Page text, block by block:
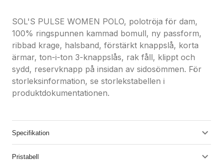
SOL'S PULSE WOMEN POLO, polotröja för dam,
100% ringspunnen kammad bomull, ny passform,
ribbad krage, halsband, förstärkt knappslå, korta
ärmar, ton-i-ton 3-knappslås, rak fåll, klippt och
sydd, reservknapp på insidan av sidosömmen. För
storleksinformation, se storlekstabellen i
produktdokumentationen.
Specifikation
Pristabell